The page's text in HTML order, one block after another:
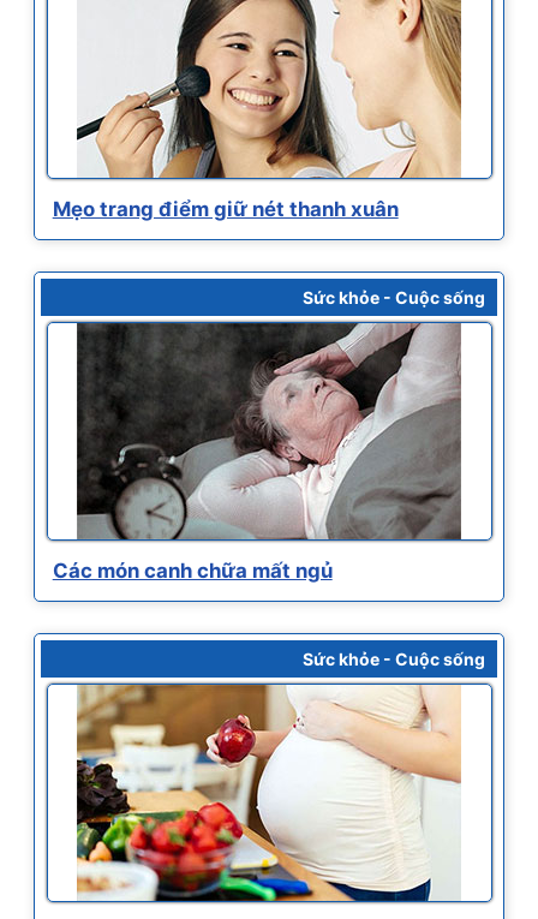
Mẹo trang điểm giữ nét thanh xuân
Sức khỏe - Cuộc sống
Các món canh chữa mất ngủ
Sức khỏe - Cuộc sống